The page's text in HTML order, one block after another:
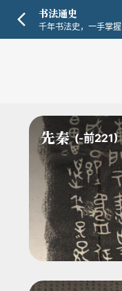
书法通史
千年书法史，一手掌握
先秦 (-前221)